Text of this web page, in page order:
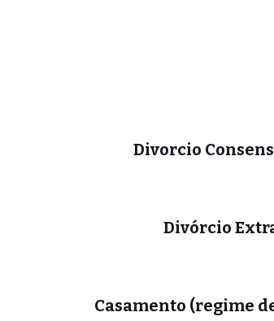
Divorcio
Divórcio
Casamento (regime